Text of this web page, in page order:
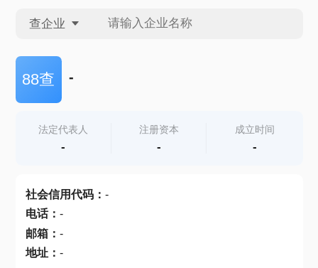
查企业
查企业
查产地
88查 -
法定代表人
-
注册资本
-
成立时间
-
社会信用代码： -
电话： -
邮箱： -
地址： -